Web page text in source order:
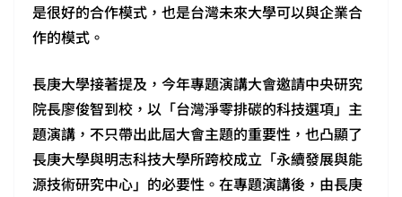
是很好的合作模式，也是台灣未來大學可以與企業合
作的模式。
長庚大學接著提及，今年專題演講大會邀請中央研究
院長廖俊智到校，以「台灣淨零排碳的科技選項」主
題演講，不只帶出此屆大會主題的重要性，也凸顯了
長庚大學與明志科技大學所跨校成立「永續發展與能
源技術研究中心」的必要性。在專題演講後，由長庚